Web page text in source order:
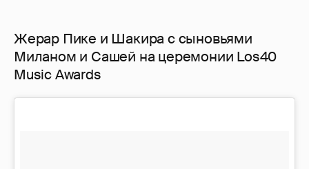
Жерар Пике и Шакира с сыновьями
Миланом и Сашей на церемонии Los40
Music Awards